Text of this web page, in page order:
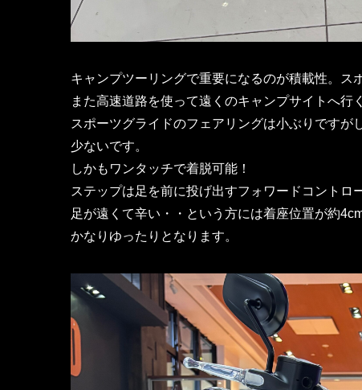
キャンプツーリングで重要になるのが積載性。ス
また高速道路を使って遠くのキャンプサイトへ行
スポーツグライドのフェアリングは小ぶりです
少ないです。
しかもワンタッチで着脱可能！
ステップは足を前に投げ出すフォワードコントロ
足が遠くて辛い・・という方には着座位置が約
かなりゆったりとなります。